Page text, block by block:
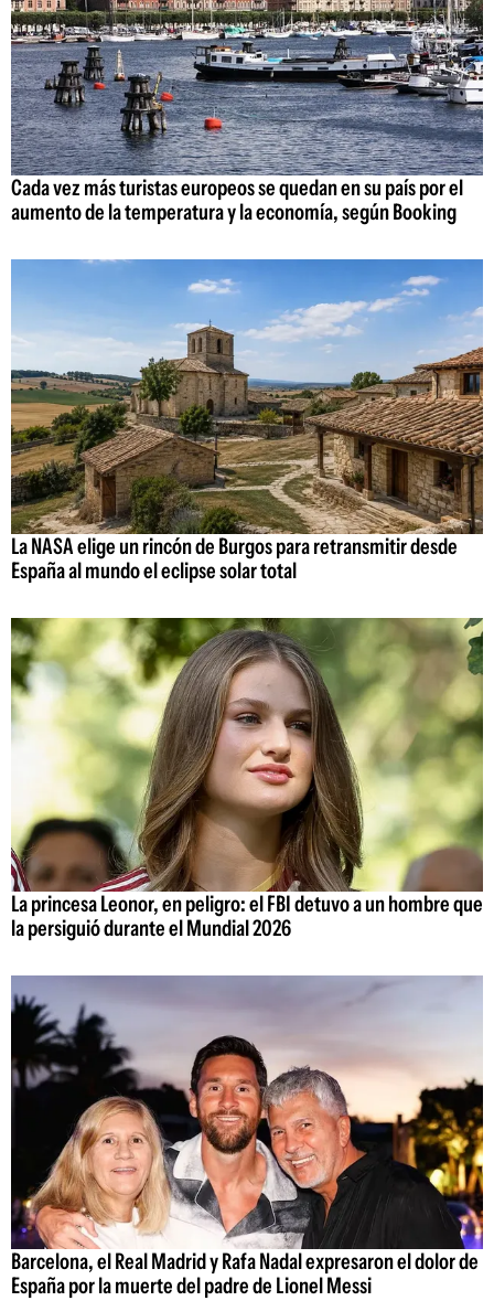
Cada vez más turistas europeos se quedan en su país por el
aumento de la temperatura y la economía, según Booking
La NASA elige un rincón de Burgos para retransmitir desde
España al mundo el eclipse solar total
La princesa Leonor, en peligro: el FBI detuvo a un hombre que
la persiguió durante el Mundial 2026
Barcelona, el Real Madrid y Rafa Nadal expresaron el dolor de
España por la muerte del padre de Lionel Messi